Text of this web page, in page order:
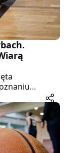
W
się zaległy
Poznań
końcowy
się solidnie
w sezonie.